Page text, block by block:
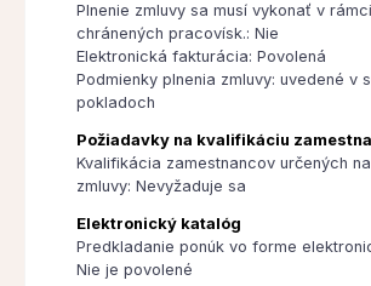
Plnenie zmluvy sa musí vykonať v
chránených pracovísk.: Nie
Elektronická fakturácia: Povolená
Podmienky plnenia zmluvy: uvedené v
pokladoch
Požiadavky na kvalifikáciu
Kvalifikácia zamestnancov určených
zmluvy: Nevyžaduje sa
Elektronický katalóg
Predkladanie ponúk vo forme
Nie je povolené